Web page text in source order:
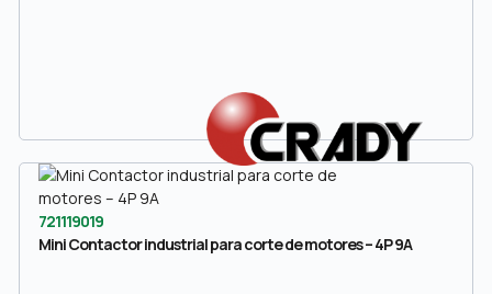
721119019
Mini Contactor industrial para corte de motores – 4P 9A